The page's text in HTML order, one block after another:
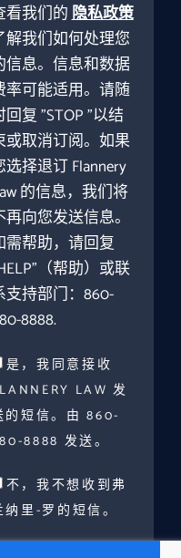
看我们的隐私政策
解我们如何处理您
信息。信息和数据
率可能适用。请随
回复 "STOP "以结
或取消订阅。如果
选择退订 Flannery
的信息，我们将
再向您发送信息。
需帮助，请回复
（帮助）或联
支持部门：860-
8888.
是，我同意接收
LAW 发
的短信。由 860-
8888 发送。
不，我不想收到弗
纳里-罗的短信。